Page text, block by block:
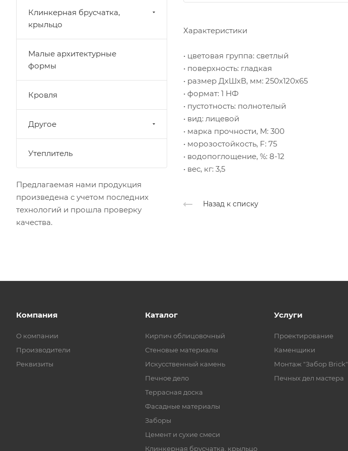
Характеристики
• цветовая группа: светлый
• поверхность: гладкая
• размер ДхШхВ, мм: 250х120х65
• формат: 1 НФ
• пустотность: полнотелый
• вид: лицевой
• марка прочности, М: 300
• морозостойкость, F: 75
• водопоглощение, %: 8-12
• вес, кг: 3,5
Назад к списку
Клинкерная брусчатка,
крыльцо
Малые архитектурные
формы
Кровля
Другое
Утеплитель
Предлагаемая нами продукция
произведена с учетом последних
технологий и прошла проверку
качества.
Компания
О компании
Производители
Реквизиты
Каталог
Кирпич облицовочный
Стеновые материалы
Искусственный камень
Печное дело
Террасная доска
Фасадные материалы
Заборы
Цемент и сухие смеси
Клинкерная брусчатка, крыльцо
Услуги
Проектирование
Каменщики
Монтаж "Забор Brick"
Печных дел мастера